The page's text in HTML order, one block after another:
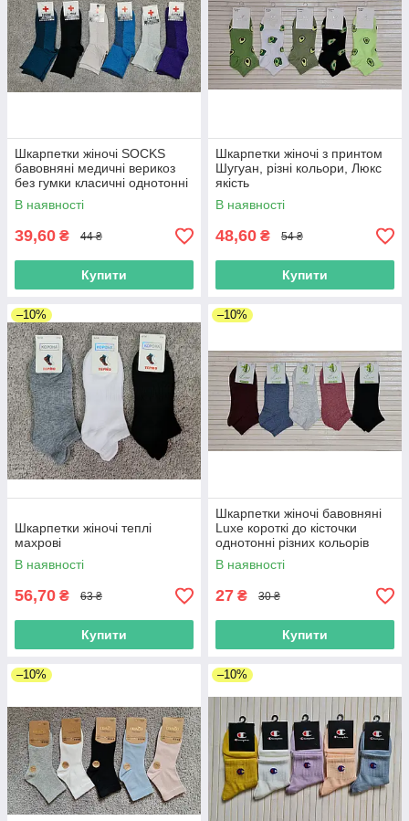
Шкарпетки жіночі SOCKS
бавовняні медичні верикоз
без гумки класичні однотонні
сітка
В наявності
39,60 ₴ 44 ₴
Купити
Шкарпетки жіночі з принтом
Шугуан, різні кольори, Люкс
якість
В наявності
48,60 ₴ 54 ₴
Купити
–10%
Шкарпетки жіночі теплі
махрові
В наявності
56,70 ₴ 63 ₴
Купити
–10%
Шкарпетки жіночі бавовняні
Luxe короткі до кісточки
однотонні різних кольорів
В наявності
27 ₴ 30 ₴
Купити
–10% –10%